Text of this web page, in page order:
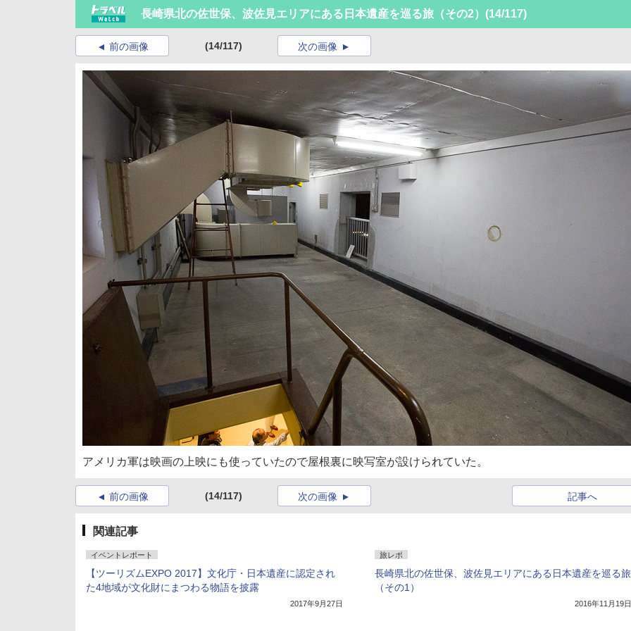
長崎県北の佐世保、波佐見エリアにある日本遺産を巡る旅（その2） (14/117)
前の画像 (14/117) 次の画像
アメリカ軍は映画の上映にも使っていたので屋根裏に映写室が設けられていた。
前の画像 (14/117) 記事へ
次の画像
関連記事
イベントレポート
【ツーリズムEXPO 2017】文化庁・日本遺産に認定され
た4地域が文化財にまつわる物語を披露
2017年9月27日
旅レポ
長崎県北の佐世保、波佐見エリアにある日本遺産を巡る旅
（その1）
2016年11月19日